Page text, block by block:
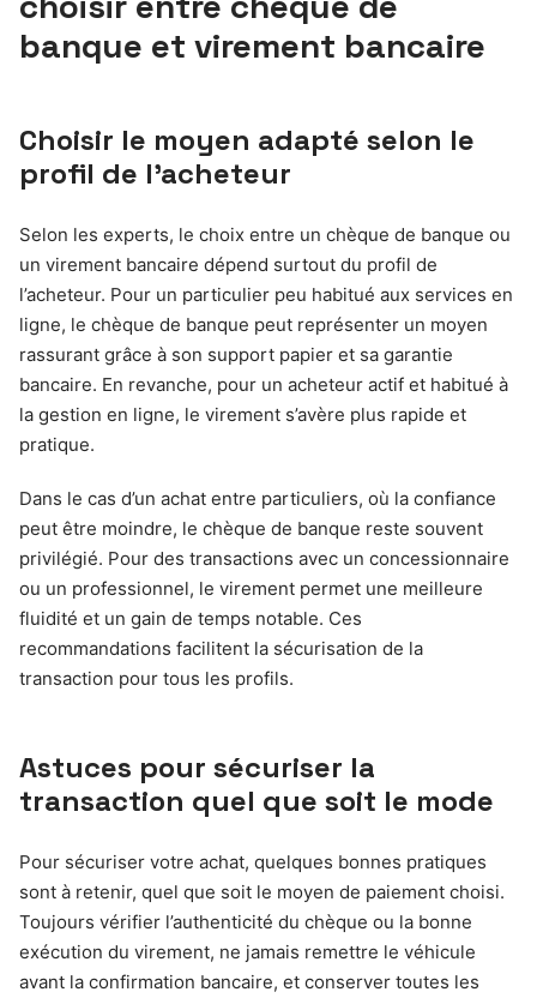
banque et virement bancaire
Choisir le moyen adapté selon le
profil de l’acheteur
Selon les experts, le choix entre un chèque de banque ou
un virement bancaire dépend surtout du profil de
l’acheteur. Pour un particulier peu habitué aux services en
ligne, le chèque de banque peut représenter un moyen
rassurant grâce à son support papier et sa garantie
bancaire. En revanche, pour un acheteur actif et habitué à
la gestion en ligne, le virement s’avère plus rapide et
pratique.
Dans le cas d’un achat entre particuliers, où la confiance
peut être moindre, le chèque de banque reste souvent
privilégié. Pour des transactions avec un concessionnaire
ou un professionnel, le virement permet une meilleure
fluidité et un gain de temps notable. Ces
recommandations facilitent la sécurisation de la
transaction pour tous les profils.
Astuces pour sécuriser la
transaction quel que soit le mode
Pour sécuriser votre achat, quelques bonnes pratiques
sont à retenir, quel que soit le moyen de paiement choisi.
Toujours vérifier l’authenticité du chèque ou la bonne
exécution du virement, ne jamais remettre le véhicule
avant la confirmation bancaire, et conserver toutes les